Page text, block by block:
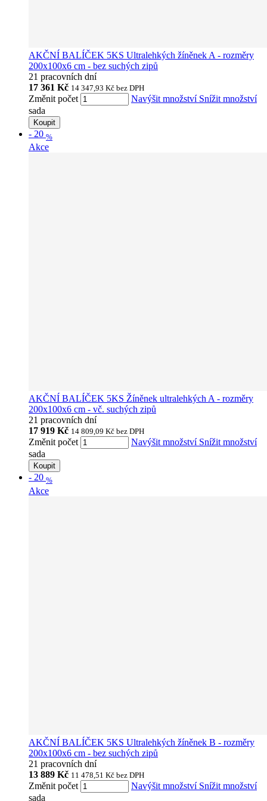
AKČNÍ BALÍČEK 5KS Ultralehkých žíněnek A - rozměry
200x100x6 cm - bez suchých zipů
21 pracovních dní
17 361 Kč 14 347,93 Kč bez DPH
Změnit počet Navýšit množství Snížit množství
sada
Koupit
- 20 %
Akce
AKČNÍ BALÍČEK 5KS Žíněnek ultralehkých A - rozměry
200x100x6 cm - vč. suchých zipů
21 pracovních dní
17 919 Kč 14 809,09 Kč bez DPH
Změnit počet Navýšit množství Snížit množství
sada
Koupit
- 20 %
Akce
AKČNÍ BALÍČEK 5KS Ultralehkých žíněnek B - rozměry
200x100x6 cm - bez suchých zipů
21 pracovních dní
13 889 Kč 11 478,51 Kč bez DPH
Změnit počet Navýšit množství Snížit množství
sada